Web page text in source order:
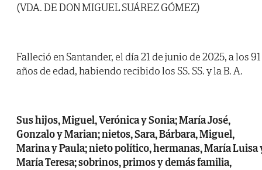
(VDA. DE DON MIGUEL SUÁREZ GÓMEZ)
Falleció en Santander, el día 21 de junio de 2025, a los 91
años de edad, habiendo recibido los SS. SS. y la B. A.
Sus hijos, Miguel, Verónica y Sonia; María José,
Gonzalo y Marian; nietos, Sara, Bárbara, Miguel,
Marina y Paula; nieto político, hermanas, María Luisa
María Teresa; sobrinos, primos y demás familia,